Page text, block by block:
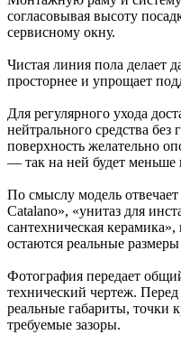
согласовывая высоту
сервисному окну.
Чистая линия пола делает
просторнее и упрощает
Для регулярного ухода
нейтрального средства
поверхность желательно
— так на ней будет меньше
По смыслу модель
Catalano», «унитаз для
сантехническая
остаются реальные
Фотография передает
технический чертеж.
реальные габариты, точки
требуемые зазоры.